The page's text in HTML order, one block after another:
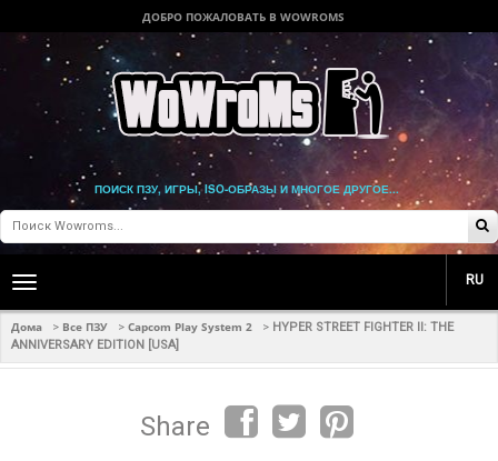
ДОБРО ПОЖАЛОВАТЬ В WOWROMS
ПОИСК ПЗУ, ИГРЫ, ISO-ОБРАЗЫ И МНОГОЕ ДРУГОЕ...
Toggle
navigation
RU
Дома > Все ПЗУ > Capcom Play System 2 > HYPER STREET FIGHTER II: THE
ANNIVERSARY EDITION [USA]
Share